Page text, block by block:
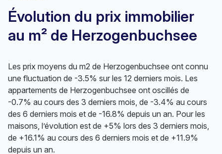
Évolution du prix immobilier
au m² de Herzogenbuchsee
Les prix moyens du m2 de Herzogenbuchsee ont connu
une fluctuation de -3.5% sur les 12 derniers mois. Les
appartements de Herzogenbuchsee ont oscillés de
-0.7% au cours des 3 derniers mois, de -3.4% au cours
des 6 derniers mois et de -16.8% depuis un an. Pour les
maisons, l’évolution est de +5% lors des 3 derniers mois,
de +16.1% au cours des 6 derniers mois et de +11.9%
depuis un an.